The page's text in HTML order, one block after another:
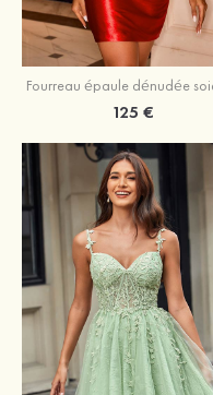
125 €